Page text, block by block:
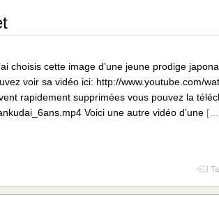
choisis cette image d’une jeune prodige
voir sa vidéo ici: http://www.youtube.com/
rapidement supprimées vous pouvez la
Voici une autre vidéo d’une